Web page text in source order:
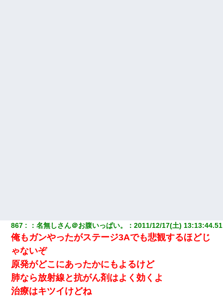
ケーキバイキングにいた単独の50くらいのオッサン、強烈だっ
た。
この母親は娘の黒歴史を掘り出さないと死ぬんか？ 死ぬんか？
867 ：名無しさん＠お腹いっぱい。 ：2011/12/17(土) 13:13:44.51
俺もガンやったがステージ3Aでも悲観するほどじ
ゃないぞ
原発がどこにあったかにもよるけど
肺なら放射線と抗がん剤はよく効くよ
治療はキツイけどね